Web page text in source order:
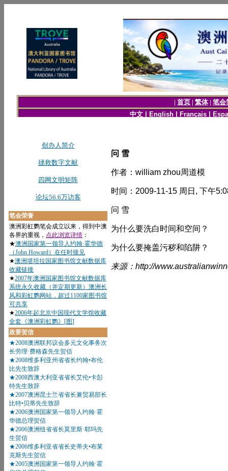
问 雪
作者：william zhou周道模
时间：2009-11-15 周日, 下午
问 雪
为什么要洗白时间和空间？
为什么要掩盖污秽和陷阱？
来源：http://